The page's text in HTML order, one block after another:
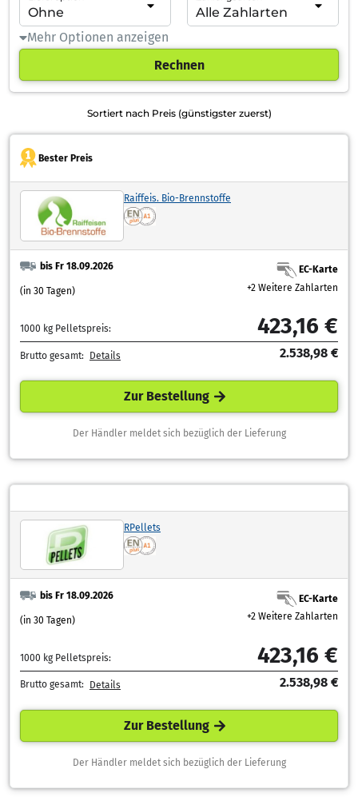
Mehr Optionen anzeigen
Rechnen
Sortiert nach Preis (günstigster zuerst)
Bester Preis
Raiffeis. Bio-Brennstoffe
bis Fr 18.09.2026
(in 30 Tagen)
EC-Karte
+2 Weitere Zahlarten
1000 kg Pelletspreis: 423,16 €
Brutto gesamt: Details 2.538,98 €
Zur Bestellung
Der Händler meldet sich bezüglich der Lieferung
RPellets
bis Fr 18.09.2026
(in 30 Tagen)
EC-Karte
+2 Weitere Zahlarten
1000 kg Pelletspreis: 423,16 €
Brutto gesamt: Details 2.538,98 €
Zur Bestellung
Der Händler meldet sich bezüglich der Lieferung